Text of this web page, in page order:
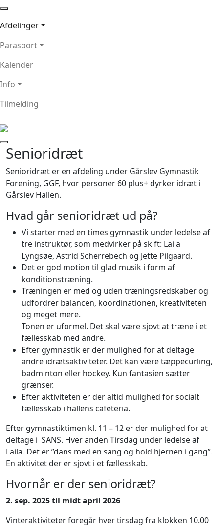
Afdelinger
Parasport
Kalender
Info
Tilmelding
Senioridræt
Senioridræt er en afdeling under Gårslev Gymnastik
Forening, GGF, hvor personer 60 plus+ dyrker idræt i
Gårslev Hallen.
Hvad går senioridræt ud på?
Vi starter med en times gymnastik under ledelse af
tre instruktør, som medvirker på skift: Laila
Lyngsøe, Astrid Scherrebech og Jette Pilgaard.
Det er god motion til glad musik i form af
konditionstræning.
Træningen er med og uden træningsredskaber og
udfordrer balancen, koordinationen, kreativiteten
og meget mere.
Tonen er uformel. Det skal være sjovt at træne i et
fællesskab med andre.
Efter gymnastik er der mulighed for at deltage i
andre idrætsaktiviteter. Det kan være tæppecurling,
badminton eller hockey. Kun fantasien sætter
grænser.
Efter aktiviteten er der altid mulighed for socialt
fællesskab i hallens cafeteria.
Efter gymnastiktimen kl. 11 – 12 er der mulighed for at
deltage i SANS. Hver anden Tirsdag under ledelse af
Laila. Det er ”dans med en sang og hold hjernen i gang”.
En aktivitet der er sjovt i et fællesskab.
Hvornår er der senioridræt?
2. sep. 2025 til midt april 2026
Vinteraktiviteter foregår hver tirsdag fra klokken 10.00